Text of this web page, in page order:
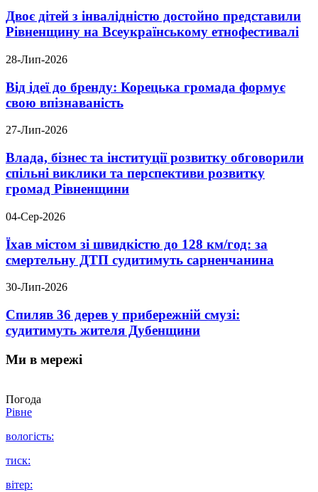
Двоє дітей з інвалідністю достойно представили
Рівненщину на Всеукраїнському етнофестивалі
28-Лип-2026
Від ідеї до бренду: Корецька громада формує
свою впізнаваність
27-Лип-2026
Влада, бізнес та інституції розвитку обговорили
спільні виклики та перспективи розвитку
громад Рівненщини
04-Сер-2026
Їхав містом зі швидкістю до 128 км/год: за
смертельну ДТП судитимуть сарненчанина
30-Лип-2026
Спиляв 36 дерев у прибережній смузі:
судитимуть жителя Дубенщини
Ми в мережі
Погода
Рівне
вологість:
тиск:
вітер: